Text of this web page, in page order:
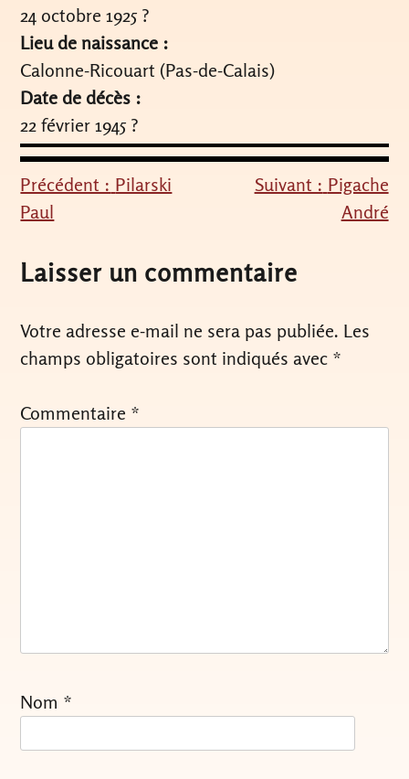
24 octobre 1925 ?
Lieu de naissance :
Calonne-Ricouart (Pas-de-Calais)
Date de décès :
22 février 1945 ?
Navigation
de
l’article
Précédent : Pilarski
Paul
Suivant : Pigache
André
Laisser un commentaire
Votre adresse e-mail ne sera pas publiée. Les
champs obligatoires sont indiqués avec *
Commentaire *
Nom *